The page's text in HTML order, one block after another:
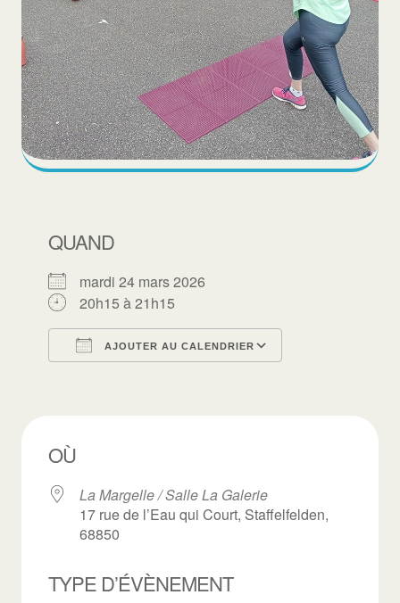
QUAND
mardi 24 mars 2026
20h15 à 21h15
AJOUTER AU CALENDRIER
OÙ
La Margelle / Salle La Galerie
17 rue de l’Eau qui Court, Staffelfelden,
68850
TYPE D’ÉVÈNEMENT